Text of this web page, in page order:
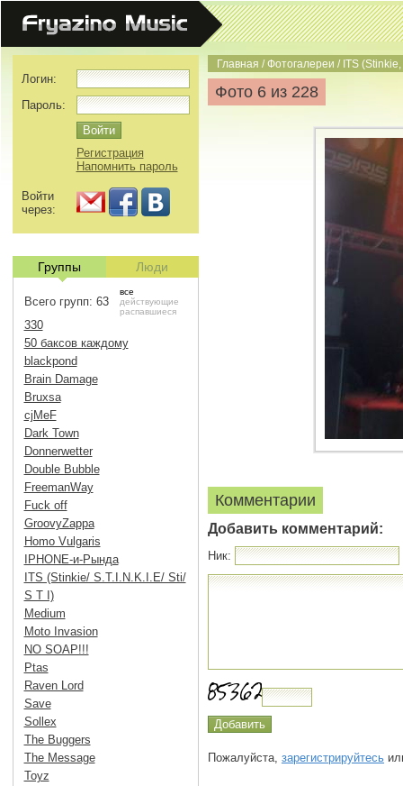
Главная /Фотогалереи / ITS (Stinkie,
Фото 6 из 228
Комментарии
Добавить комментарий:
Ник:
Пожалуйста, зарегистрируйтесь
Логин:
Пароль:
Регистрация
Напомнить пароль
Войти
через:
Группы Люди
Всего групп: 63
все
действующие
распавшиеся
330
50 баксов каждому
blackpond
Brain Damage
Bruxsa
cjMeF
Dark Town
Donnerwetter
Double Bubble
FreemanWay
Fuck off
GroovyZappa
Homo Vulgaris
IPHONE-и-Рында
ITS (Stinkie/ S.T.I.N.K.I.E/ Sti/
S T I)
Medium
Moto Invasion
NO SOAP!!!
Ptas
Raven Lord
Save
Sollex
The Buggers
The Message
Toyz